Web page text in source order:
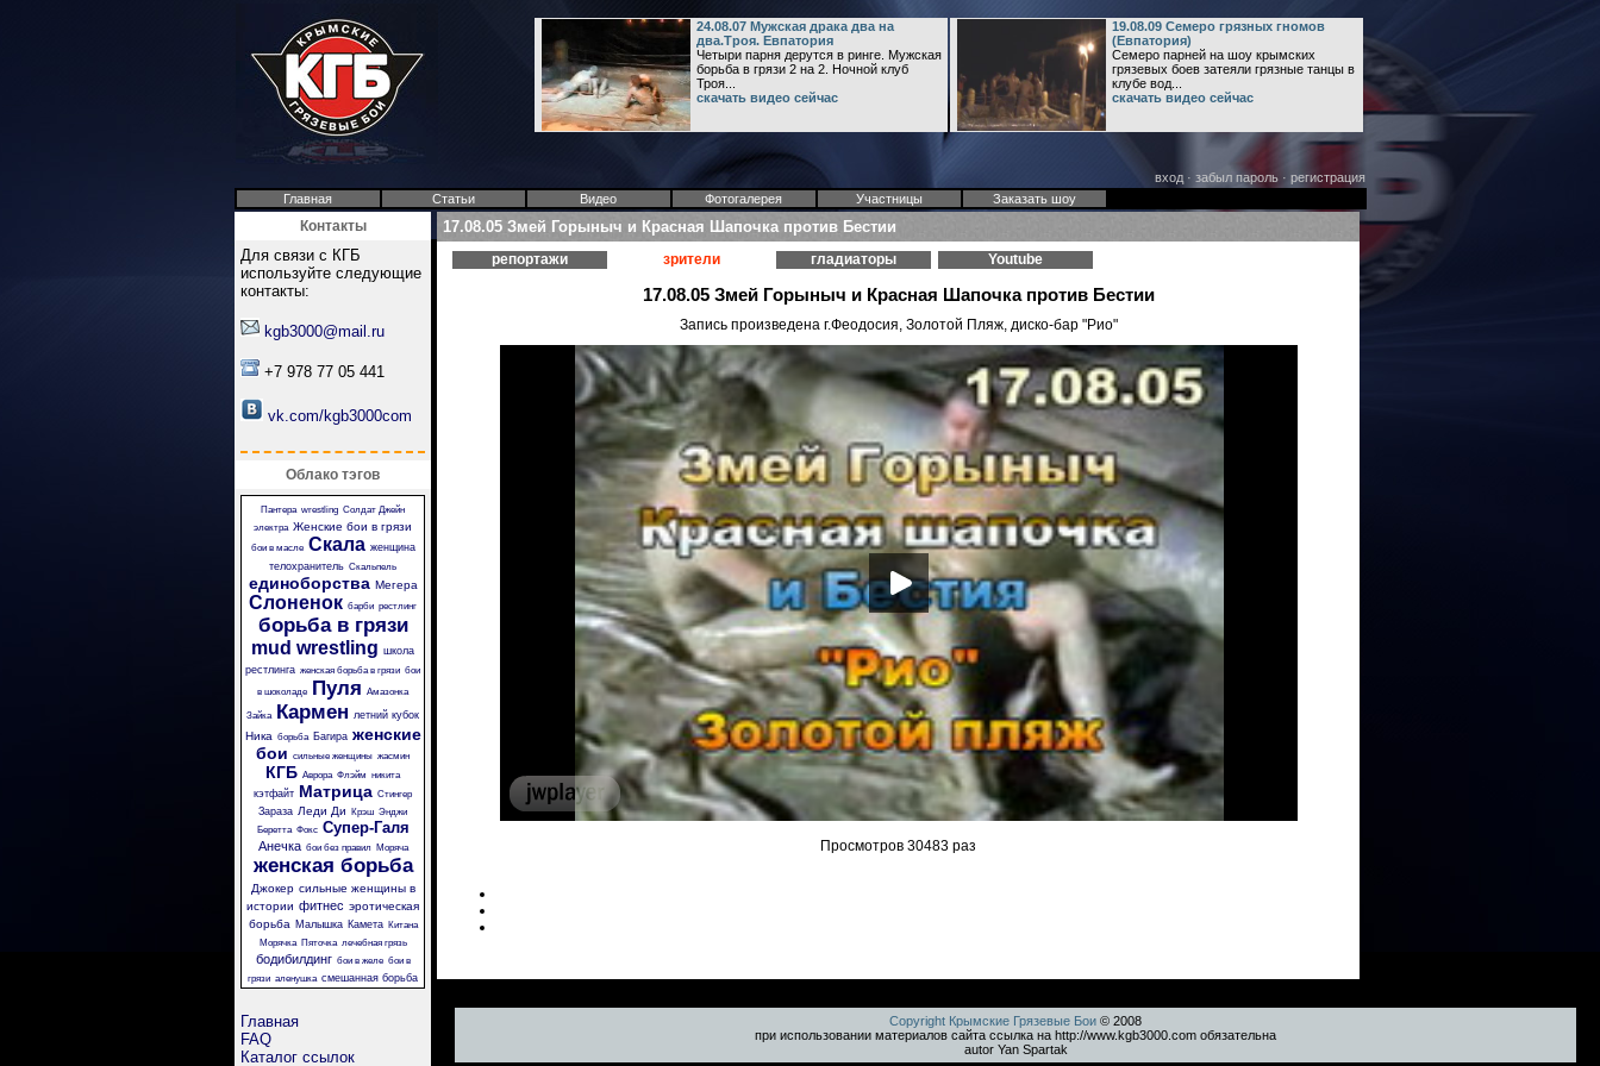
24.08.07 Мужская драка два на
два.Троя. Евпатория
Четыри парня дерутся в ринге. Мужская
борьба в грязи 2 на 2. Ночной клуб
Троя...
скачать видео сейчас
19.08.09 Семеро грязных гномов
(Евпатория)
Семеро парней на шоу крымских
грязевых боев затеяли грязные танцы в
клубе вод...
скачать видео сейчас
вход· забыл пароль· регистрация
Главная
Статьи Видео Фотогалерея Участницы Заказать шоу
Контакты
Для связи с КГБ
используйте следующие
контакты:
kgb3000@mail.ru
+7 978 77 05 441
vk.com/kgb3000com
Облако тэгов
Пантера wrestling Солдат Джейн
электра Женские бои в грязи
бои в масле Скала женщина
телохранитель Скальпель
единоборства Мегера
Слоненок барби рестлинг
борьба в грязи
mud wrestling школа
рестлинга женская борьба в грязи бои
в шоколаде Пуля Амазонка
Зайка Кармен летний кубок
Ника борьба Багира женские
бои сильные женщины жасмин
КГБ Аврора Флэйм никита
кэтфайт Матрица Стингер
Зараза Леди Ди Крэш Энджи
Беретта Фокс Супер-Галя
Анечка бои без правил Моряча
женская борьба
Джокер сильные женщины в
истории фитнес эротическая
борьба Малышка Камета
Китана
Морячка
Пяточка лечебная грязь
бодибилдинг бои в желе бои в
грязи аленушка смешанная борьба
Главная
FAQ
Каталог ссылок
17.08.05 Змей Горыныч и Красная Шапочка против Бестии
репортажи зрители гладиаторы Youtube
17.08.05 Змей Горыныч и Красная Шапочка против Бестии
Запись произведена г.Феодосия, Золотой Пляж, диско-бар "Рио"
Просмотров 30483 раз
Copyright Крымские Грязевые Бои © 2008
при использовании материалов сайта ссылка на http://www.kgb3000.com обязательна
autor Yan Spartak